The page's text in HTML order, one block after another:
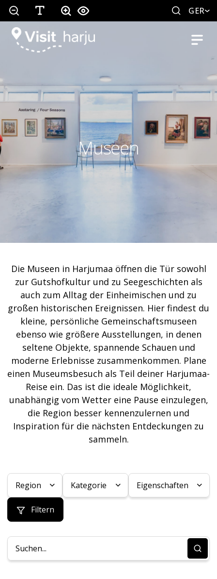
GER
Museen
Die Museen in Harjumaa öffnen die Tür sowohl
zur Gutshofkultur und zu Seegeschichten als
auch zum Alltag der Einheimischen und zu
großen historischen Ereignissen. Hier findest du
kleine, persönliche Gemeinschaftsmuseen
ebenso wie größere Ausstellungen, in denen
seltene Objekte, spannende Schauen und
moderne Erlebnisse zusammenkommen. Plane
einen Museumsbesuch als Teil deiner Harjumaa-
Reise ein. Das ist die ideale Möglichkeit,
unabhängig vom Wetter eine Pause einzulegen,
die Region besser kennenzulernen und
Inspiration für die nächsten Entdeckungen zu
sammeln.
Region Kategorie Eigenschaften
Filtern